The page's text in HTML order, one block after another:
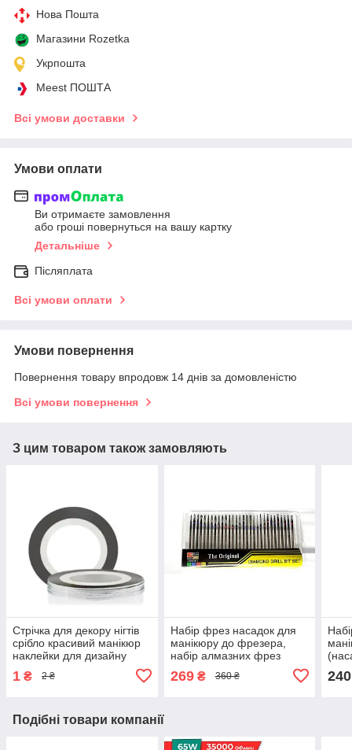
Нова Пошта
Магазини Rozetka
Укрпошта
Meest ПОШТА
Всі умови доставки
Умови оплати
Ви отримаєте замовлення
або гроші повернуться на вашу картку
Детальніше
Післяплата
Всі умови оплати
Умови повернення
Повернення товару впродовж 14 днів за домовленістю
Всі умови повернення
З цим товаром також замовляють
Стрічка для декору нігтів
срібло красивий манікюр
наклейки для дизайну
1 ₴ 2 ₴
Набір фрез насадок для
манікюру до фрезера,
набір алмазних фрез
свердла
269₴ 360 ₴ 240
Подібні товари компанії